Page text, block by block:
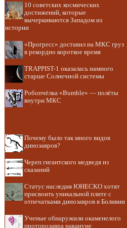
10 советских космических
достижений, которые
вычеркиваются Западом из
истории
«Прогресс» доставил на МКС груз
в рекордно короткое время
TRAPPIST-1 оказалась намного
старше Солнечной системы
Робопчёлка «Bumble» — полёты
внутри МКС
Почему было так много видов
динозавров?
Череп гигантского медведя из
сказаний
Статус наследия ЮНЕСКО хотят
присвоить уникальной плите с
отпечатками динозавров в Боливии
Ученые обнаружили окаменелого
проторозавра накануне